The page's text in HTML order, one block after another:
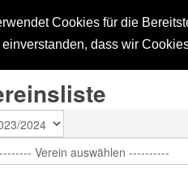
Cookies für die
dass wir
SVML EINZEL